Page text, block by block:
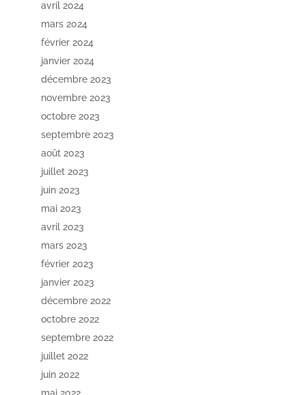
avril 2024
mars 2024
février 2024
janvier 2024
décembre 2023
novembre 2023
octobre 2023
septembre 2023
août 2023
juillet 2023
juin 2023
mai 2023
avril 2023
mars 2023
février 2023
janvier 2023
décembre 2022
octobre 2022
septembre 2022
juillet 2022
juin 2022